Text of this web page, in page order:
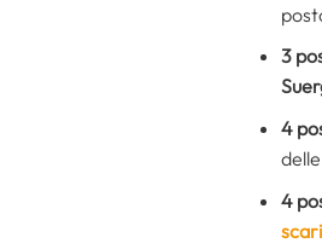
3
4
4